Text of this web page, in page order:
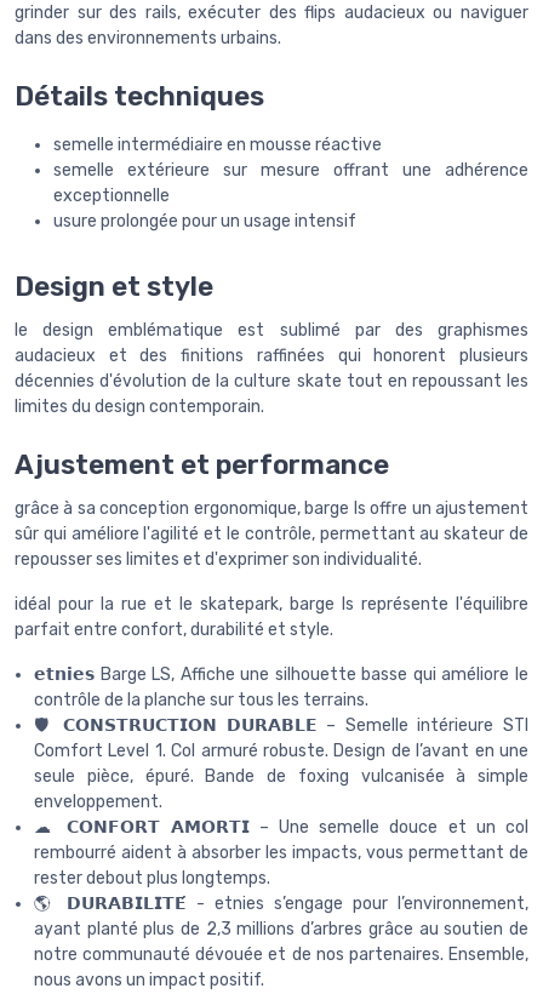
grinder sur des rails, exécuter des flips audacieux ou naviguer
dans des environnements urbains.
Détails techniques
semelle intermédiaire en mousse réactive
semelle extérieure sur mesure offrant une adhérence
exceptionnelle
usure prolongée pour un usage intensif
Design et style
le design emblématique est sublimé par des graphismes
audacieux et des finitions raffinées qui honorent plusieurs
décennies d'évolution de la culture skate tout en repoussant les
limites du design contemporain.
Ajustement et performance
grâce à sa conception ergonomique, barge ls offre un ajustement
sûr qui améliore l'agilité et le contrôle, permettant au skateur de
repousser ses limites et d'exprimer son individualité.
idéal pour la rue et le skatepark, barge ls représente l'équilibre
parfait entre confort, durabilité et style.
𝗲𝘁𝗻𝗶𝗲𝘀 Barge LS, Affiche une silhouette basse qui améliore le
contrôle de la planche sur tous les terrains.
🛡️ 𝗖𝗢𝗡𝗦𝗧𝗥𝗨𝗖𝗧𝗜𝗢𝗡 𝗗𝗨𝗥𝗔𝗕𝗟𝗘 – Semelle intérieure STI
Comfort Level 1. Col armuré robuste. Design de l’avant en une
seule pièce, épuré. Bande de foxing vulcanisée à simple
enveloppement.
☁ 𝗖𝗢𝗡𝗙𝗢𝗥𝗧 𝗔𝗠𝗢𝗥𝗧𝗜 – Une semelle douce et un col
rembourré aident à absorber les impacts, vous permettant de
rester debout plus longtemps.
🌎 𝗗𝗨𝗥𝗔𝗕𝗜𝗟𝗜𝗧𝗘́ - etnies s’engage pour l’environnement,
ayant planté plus de 2,3 millions d’arbres grâce au soutien de
notre communauté dévouée et de nos partenaires. Ensemble,
nous avons un impact positif.